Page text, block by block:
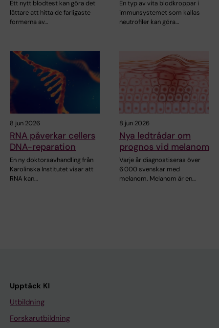
Ett nytt blodtest kan göra det
lättare att hitta de farligaste
formerna av…
En typ av vita blodkroppar i
immunsystemet som kallas
neutrofiler kan göra…
8 jun 2026
RNA påverkar cellers
DNA-reparation
En ny doktorsavhandling från
Karolinska Institutet visar att
RNA kan…
8 jun 2026
Nya ledtrådar om
prognos vid melanom
Varje år diagnostiseras över
6 000 svenskar med
melanom. Melanom är en…
Upptäck KI
Utbildning
Forskarutbildning